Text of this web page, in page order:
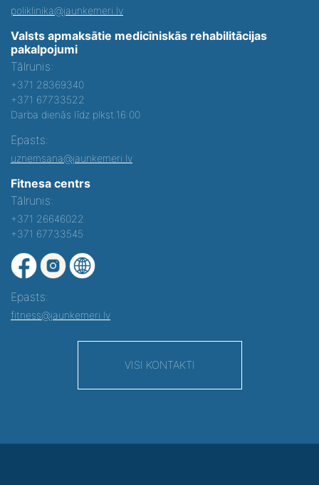
poliklinika@jaunkemeri.lv
Valsts apmaksātie medicīniskās rehabilitācijas
pakalpojumi
Tālrunis:
+371 28369340
+371 67733522
Darba dienās līdz plkst.16:00
Epasts:
uznemsana@jaunkemeri.lv
Fitnesa centrs
Tālrunis:
+371 26646022
+371 67733545
Epasts:
fitness@jaunkemeri.lv
VISI KONTAKTI